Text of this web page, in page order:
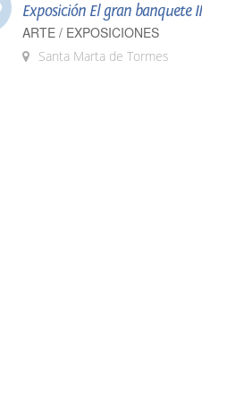
Exposición El gran banquete II
ARTE / EXPOSICIONES
Santa Marta de Tormes